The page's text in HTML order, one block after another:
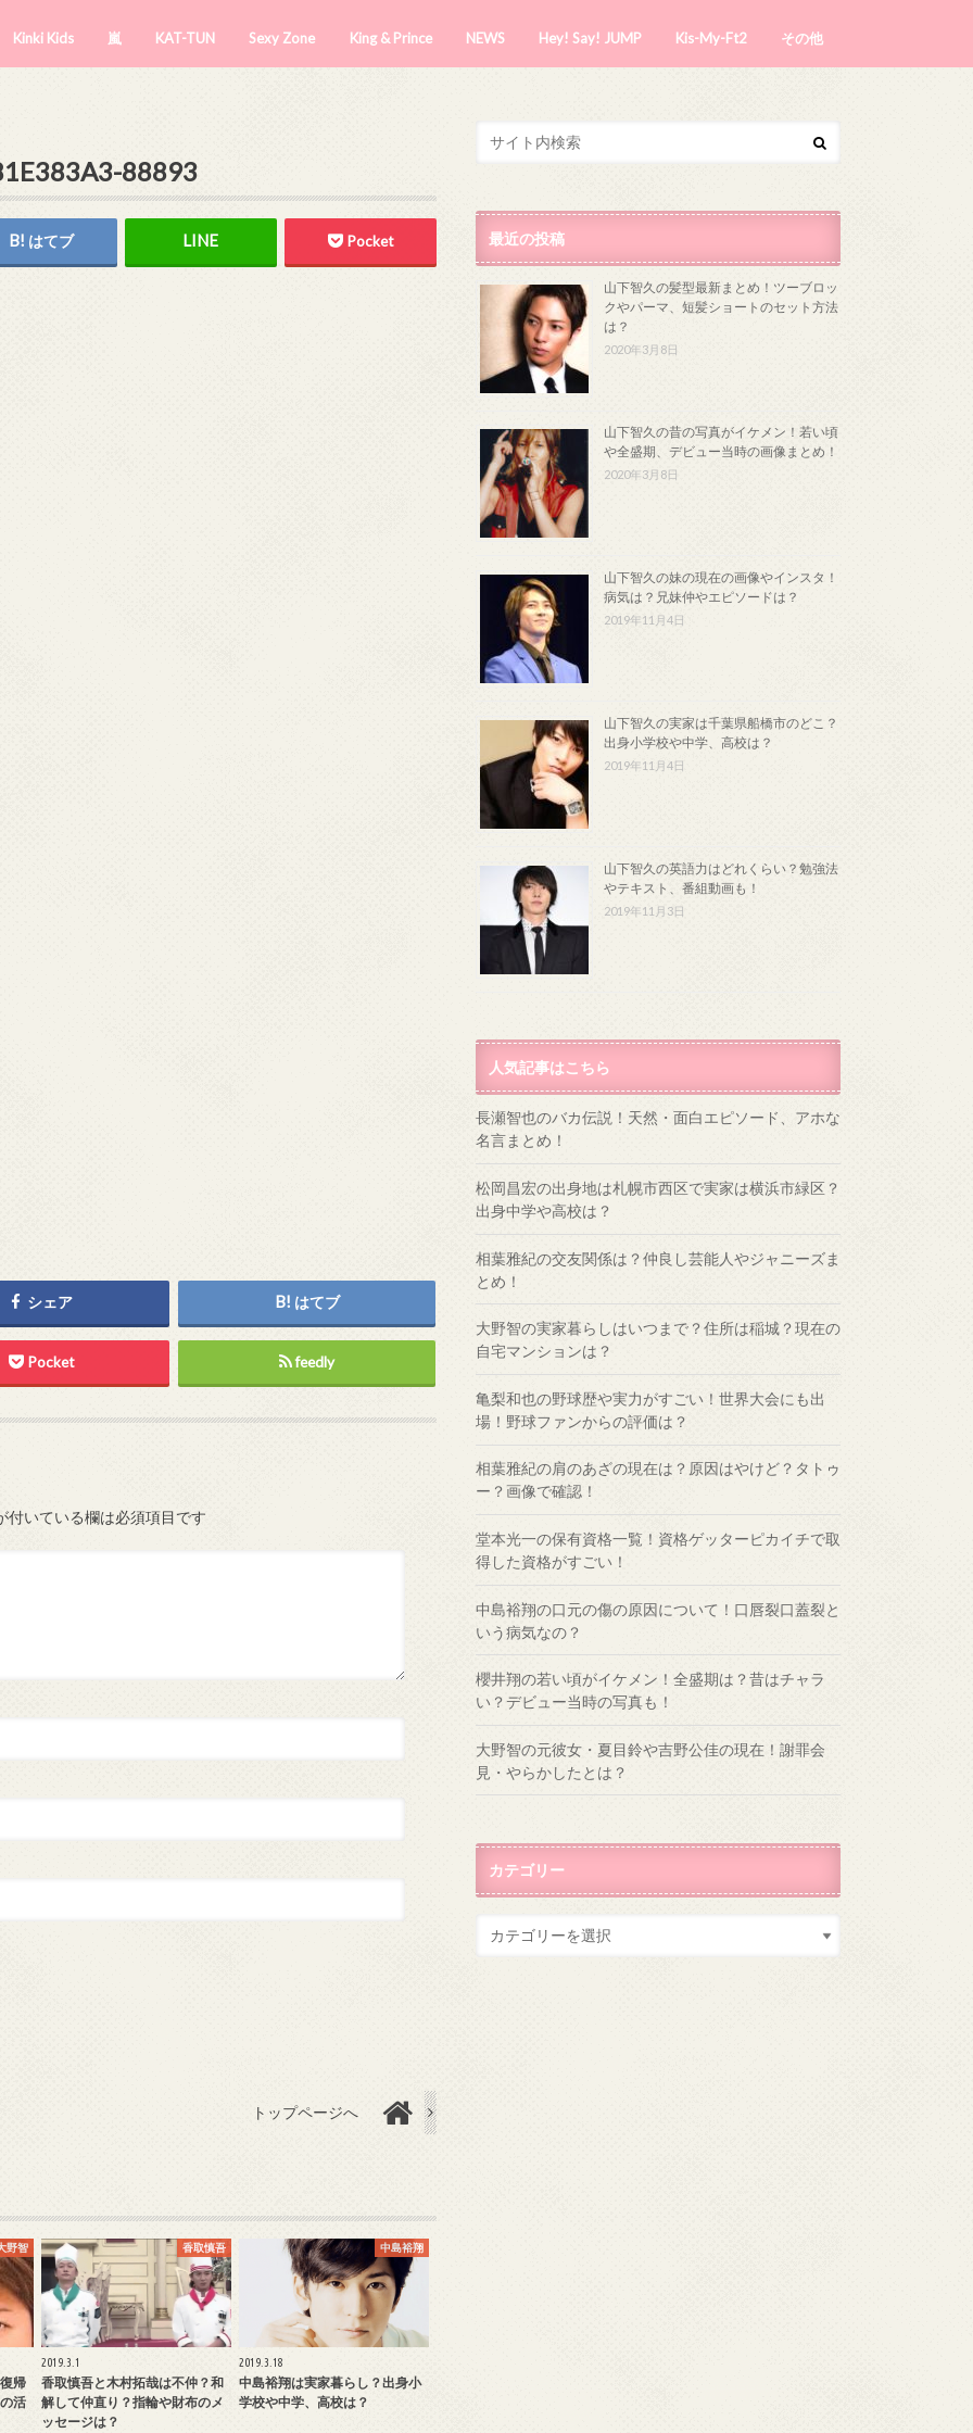
Kinki Kids 嵐 KAT-TUN Sexy Zone King & Prince NEWS Hey! Say! JUMP Kis-My-Ft2 その他
88893
はてブ Pocket
シェア はてブ
Pocket feedly
付いている欄は必須項目です
トップページへ
野智
帰
活
香取慎吾
2019.3.1
香取慎吾と木村拓哉は不仲？和
解して仲直り？指輪や財布のメ
ッセージは？
中島裕翔
2019.3.18
中島裕翔は実家暮らし？出身小
学校や中学、高校は？
最近の投稿
山下智久の髪型最新まとめ！ツーブロッ
クやパーマ、短髪ショートのセット方法
は？
2020年3月8日
山下智久の昔の写真がイケメン！若い頃
や全盛期、デビュー当時の画像まとめ！
2020年3月8日
山下智久の妹の現在の画像やインスタ！
病気は？兄妹仲やエピソードは？
2019年11月4日
山下智久の実家は千葉県船橋市のどこ？
出身小学校や中学、高校は？
2019年11月4日
山下智久の英語力はどれくらい？勉強法
やテキスト、番組動画も！
2019年11月3日
人気記事はこちら
長瀬智也のバカ伝説！天然・面白エピソード、アホな
名言まとめ！
松岡昌宏の出身地は札幌市西区で実家は横浜市緑区？
出身中学や高校は？
相葉雅紀の交友関係は？仲良し芸能人やジャニーズま
とめ！
大野智の実家暮らしはいつまで？住所は稲城？現在の
自宅マンションは？
亀梨和也の野球歴や実力がすごい！世界大会にも出
場！野球ファンからの評価は？
相葉雅紀の肩のあざの現在は？原因はやけど？タトゥ
ー？画像で確認！
堂本光一の保有資格一覧！資格ゲッターピカイチで取
得した資格がすごい！
中島裕翔の口元の傷の原因について！口唇裂口蓋裂と
いう病気なの？
櫻井翔の若い頃がイケメン！全盛期は？昔はチャラ
い？デビュー当時の写真も！
大野智の元彼女・夏目鈴や吉野公佳の現在！謝罪会
見・やらかしたとは？
カテゴリー